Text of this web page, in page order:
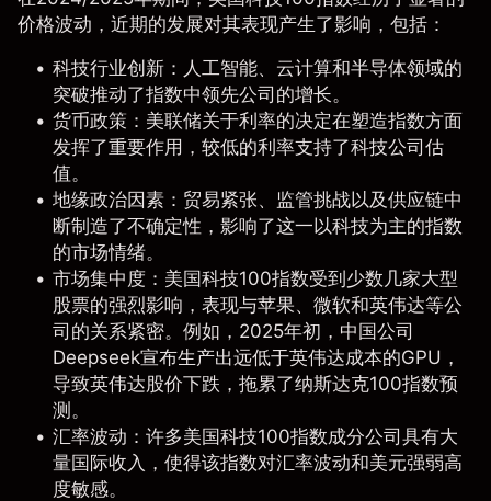
价格波动，近期的发展对其表现产生了影响，包括：
科技行业创新：人工智能、云计算和半导体领域的
突破推动了指数中领先公司的增长。
货币政策：美联储关于利率的决定在塑造指数方面
发挥了重要作用，较低的利率支持了科技公司估
值。
地缘政治因素：贸易紧张、监管挑战以及供应链中
断制造了不确定性，影响了这一以科技为主的指数
的市场情绪。
市场集中度：美国科技100指数受到少数几家大型
股票的强烈影响，表现与苹果、微软和英伟达等公
司的关系紧密。例如，2025年初，中国公司
Deepseek宣布生产出远低于英伟达成本的GPU，
导致英伟达股价下跌，拖累了纳斯达克100指数预
测。
汇率波动：许多美国科技100指数成分公司具有大
量国际收入，使得该指数对汇率波动和美元强弱高
度敏感。